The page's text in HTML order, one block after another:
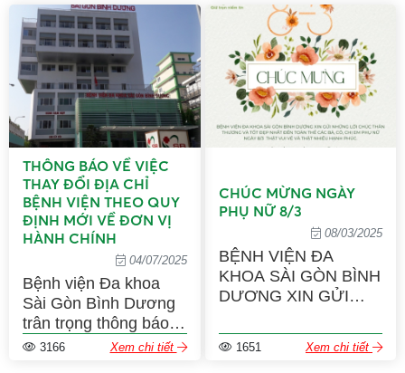
mê – Hồi sức, KTV
Xét nghiệm, Nữ Hộ
sinh và Điều dưỡng.
Ứng viên quan tâm vui
lòng gửi hồ sơ về
email hoặc liên hệ bộ
phận nhân sự
vui. Đây là dịp để mọi
người cùng nhau nhìn
lại chặng đường đã
qua, gắn kết tinh thần
và gửi đến nhau
những lời chúc tốt đẹp
cho năm mới.
THÔNG BÁO VỀ VIỆC
THAY ĐỔI ĐỊA CHỈ
BỆNH VIỆN THEO QUY
ĐỊNH MỚI VỀ ĐƠN VỊ
HÀNH CHÍNH
04/07/2025
Bệnh viện Đa khoa
Sài Gòn Bình Dương
trân trọng thông báo
đến Quý khách hàng
3166 Xem chi tiết
CHÚC MỪNG NGÀY
PHỤ NỮ 8/3
08/03/2025
BỆNH VIỆN ĐA
KHOA SÀI GÒN BÌNH
DƯƠNG XIN GỬI
THÂN THƯƠNG VÀ
TỐT ĐẸP NHẤT ĐẾN
1651 Xem chi tiết